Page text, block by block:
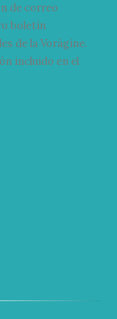
de correo
boletín
de la Vorágine.
incluido en el